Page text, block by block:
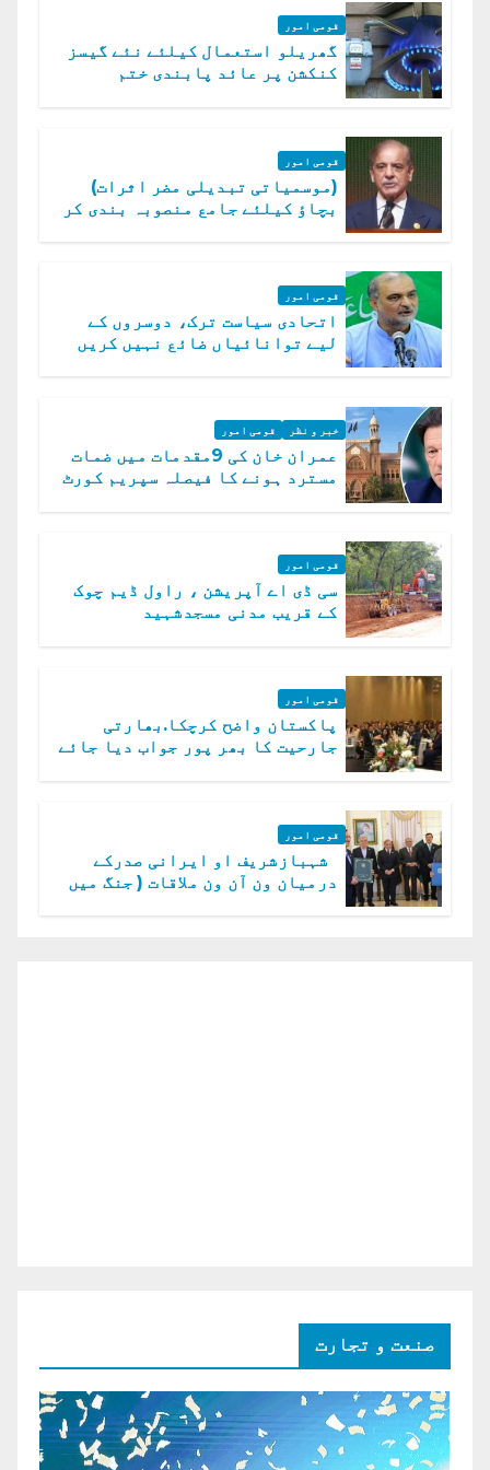
قومی امور
گھریلو استعمال کیلئے نئے گیسز
کنکشن پر عائد پابندی ختم
قومی امور
(موسمیاتی تبدیلی مضر اثرات)
بچاؤ کیلئے جامع منصوبہ بندی کر
قومی امور
اتحادی سیاست ترک، دوسروں کے
لیے توانائیاں ضائع نہیں کریں
خبر و نظر قومی امور
عمران خان کی 9مقدمات میں ضمات
مسترد ہونے کا فیصلہ سپریم کورٹ
قومی امور
سی ڈی اے آپریشن ، راول ڈیم چوک
کے قریب مدنی مسجدشہید
قومی امور
پاکستان واضح کرچکا.بھارتی
جارحیت کا بھر پور جواب دیا جائے
قومی امور
شہبازشریف او ایرانی صدرکے
درمیان ون آن ون ملاقات ( جنگ میں
صنعت و تجارت